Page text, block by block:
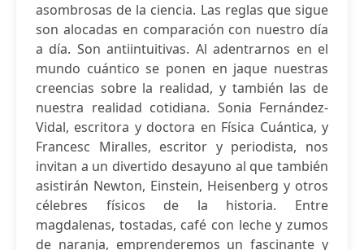
asombrosas de la ciencia. Las reglas que sigue
son alocadas en comparación con nuestro día
a día. Son antiintuitivas. Al adentrarnos en el
mundo cuántico se ponen en jaque nuestras
creencias sobre la realidad, y también las de
nuestra realidad cotidiana. Sonia Fernández-
Vidal, escritora y doctora en Física Cuántica, y
Francesc Miralles, escritor y periodista, nos
invitan a un divertido desayuno al que también
asistirán Newton, Einstein, Heisenberg y otros
célebres físicos de la historia. Entre
magdalenas, tostadas, café con leche y zumos
de naranja, emprenderemos un fascinante y